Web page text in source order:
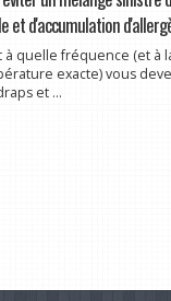
et d'accumulation
à quelle fréquence (et à
exacte) vous
et ...